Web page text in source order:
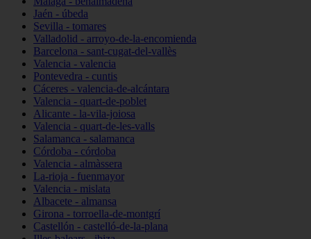
Jaén - úbeda
Sevilla - tomares
Valladolid - arroyo-de-la-encomienda
Barcelona - sant-cugat-del-vallès
Valencia - valencia
Pontevedra - cuntis
Cáceres - valencia-de-alcántara
Valencia - quart-de-poblet
Alicante - la-vila-joiosa
Valencia - quart-de-les-valls
Salamanca - salamanca
Córdoba - córdoba
Valencia - almàssera
La-rioja - fuenmayor
Valencia - mislata
Albacete - almansa
Girona - torroella-de-montgrí
Castellón - castelló-de-la-plana